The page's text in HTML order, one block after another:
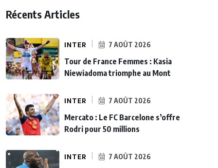
Récents Articles
INTER 7 AOÛT 2026
Tour de France Femmes : Kasia
Niewiadoma triomphe au Mont
INTER 7 AOÛT 2026
Mercato : Le FC Barcelone s’offre
Rodri pour 50 millions
INTER 7 AOÛT 2026